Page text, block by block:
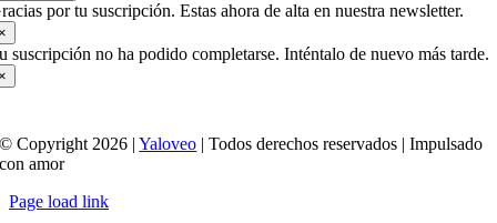
por tu suscripción. Estas ahora de alta en nuestra newsletter.
suscripción no ha podido completarse. Inténtalo de nuevo más tarde.
© Copyright 2026 |Yaloveo | Todos derechos reservados | Impulsado
con amor
Page load link